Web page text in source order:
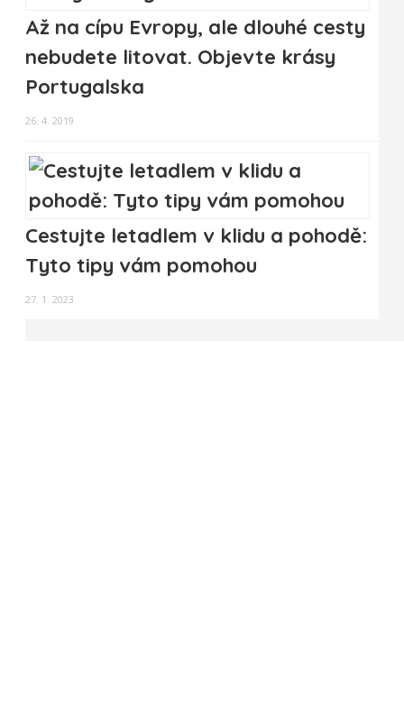
Až na cípu Evropy, ale dlouhé cesty
nebudete litovat. Objevte krásy
Portugalska
26. 4. 2019
Cestujte letadlem v klidu a pohodě:
Tyto tipy vám pomohou
27. 1. 2023